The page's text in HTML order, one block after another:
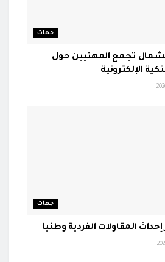
جهات
تجمع المهنيين حول
الإلكترونية
جهات
المقاولات الفردية وطنيا